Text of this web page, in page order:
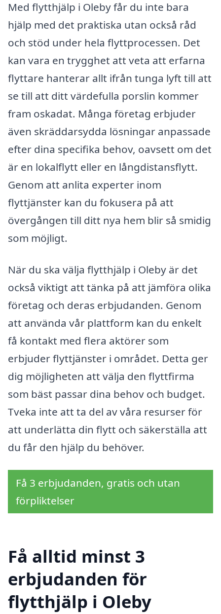
Med flytthjälp i Oleby får du inte bara
hjälp med det praktiska utan också råd
och stöd under hela flyttprocessen. Det
kan vara en trygghet att veta att erfarna
flyttare hanterar allt ifrån tunga lyft till att
se till att ditt värdefulla porslin kommer
fram oskadat. Många företag erbjuder
även skräddarsydda lösningar anpassade
efter dina specifika behov, oavsett om det
är en lokalflytt eller en långdistansflytt.
Genom att anlita experter inom
flyttjänster kan du fokusera på att
övergången till ditt nya hem blir så smidig
som möjligt.
När du ska välja flytthjälp i Oleby är det
också viktigt att tänka på att jämföra olika
företag och deras erbjudanden. Genom
att använda vår plattform kan du enkelt
få kontakt med flera aktörer som
erbjuder flyttjänster i området. Detta ger
dig möjligheten att välja den flyttfirma
som bäst passar dina behov och budget.
Tveka inte att ta del av våra resurser för
att underlätta din flytt och säkerställa att
du får den hjälp du behöver.
Få 3 erbjudanden, gratis och utan
förpliktelser
Få alltid minst 3
erbjudanden för
flytthjälp i Oleby